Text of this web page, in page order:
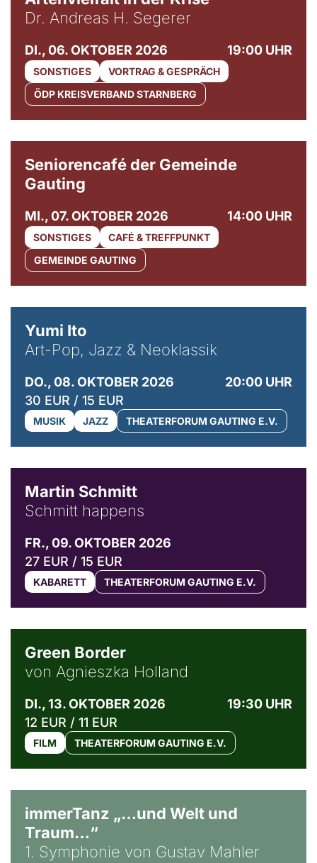
Dr. Andreas H. Segerer
DI., 06. OKTOBER 2026 19:00 UHR
SONSTIGES
VORTRAG & GESPRÄCH
ÖDP KREISVERBAND STARNBERG
Seniorencafé der Gemeinde
Gauting
MI., 07. OKTOBER 2026 14:00 UHR
SONSTIGES
CAFÉ & TREFFPUNKT
GEMEINDE GAUTING
Yumi Ito
Art-Pop, Jazz & Neoklassik
DO., 08. OKTOBER 2026
20:00 UHR
30 EUR / 15 EUR
MUSIK JAZZ THEATERFORUM GAUTING E.V.
Martin Schmitt
Schmitt happens
FR., 09. OKTOBER 2026
27 EUR / 15 EUR
KABARETT THEATERFORUM GAUTING E.V.
Green Border
von Agnieszka Holland
DI., 13. OKTOBER 2026
19:30 UHR
12 EUR / 11 EUR
FILM THEATERFORUM GAUTING E.V.
immerTanz „…und Welt und
Traum…“
1. Symphonie von Gustav Mahler